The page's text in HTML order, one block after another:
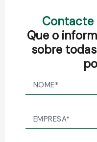
Contacte
Que o
sobre